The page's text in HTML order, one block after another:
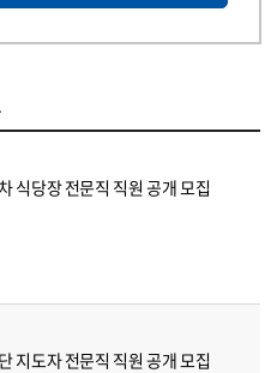
식당장 전문직 직원 공개 모집
지도자 전문직 직원 공개 모집